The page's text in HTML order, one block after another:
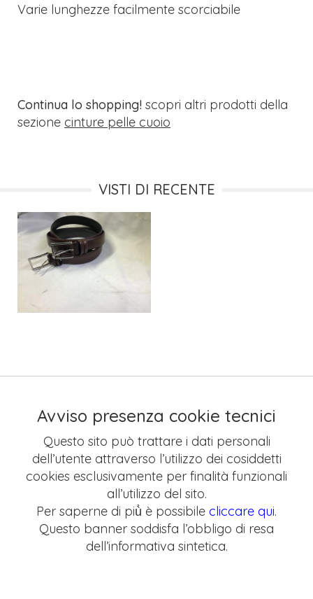
Varie lunghezze facilmente scorciabile
Continua lo shopping! scopri altri prodotti della
sezione cinture pelle cuoio
VISTI DI RECENTE
Avviso presenza cookie tecnici
Questo sito può trattare i dati personali
dell’utente attraverso l’utilizzo dei cosiddetti
cookies esclusivamente per finalità funzionali
all’utilizzo del sito.
Per saperne di più̀ è possibile cliccare qui.
Questo banner soddisfa l’obbligo di resa
dell’informativa sintetica.